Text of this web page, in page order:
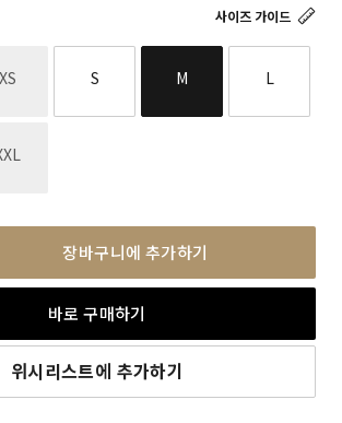
사이즈 가이드
XS재고없음 S M L
장바구니에 추가하기
바로 구매하기
위시리스트에 추가하기